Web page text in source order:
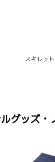
スキレット
グッズ・